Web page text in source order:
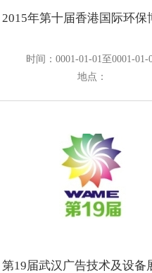
2015年第十届香港国际环保
时间：0001-01-01至0001-01-
地点：
第19届武汉广告技术及设备